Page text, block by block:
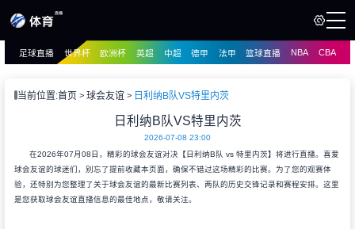
播
足球直播 世界杯 欧洲杯 英超 中超 德甲 法甲 篮球直播 NBA CBA
当前位置:首页 球会友谊 日利纳B队VS特里内茨
日利纳B队VS特里内茨
2026-07-08 23:00
在2026年07月08日，精彩的球会友谊对决【日利纳B队 vs 特里内茨】将进行直播。喜爱
球会友谊的球迷们，别忘了提前收藏本页面，确保不错过这场精彩的比赛。为了您的观赛体
验，还特别为您整理了关于球会友谊的最新比赛列表、两队的历史交锋记录和赛程安排。这里
是您获取球会友谊直播信息的最佳地点，敬请关注。